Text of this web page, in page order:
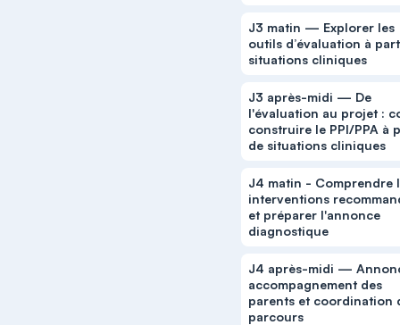
J3 matin — Explorer les
outils d’évaluation à
situations cliniques
J3 après-midi — De
l'évaluation au projet :
construire le PPI/PPA à
de situations cliniques
J4 matin - Comprendre
interventions
et préparer l'annonce
diagnostique
J4 après-midi —
accompagnement des
parents et coordination
parcours